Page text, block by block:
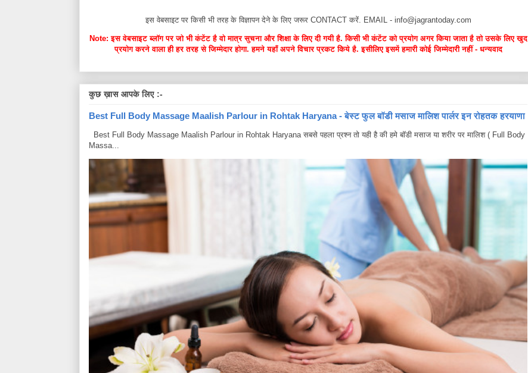
इस वेबसाइट पर किसी भी तरह के विज्ञापन देने के लिए जरूर CONTACT करें. EMAIL - info@jagrantoday.com
Note: इस वेबसाइट ब्लॉग पर जो भी कंटेंट है वो मात्र सुचना और शिक्षा के लिए दी गयी है. किसी भी कंटेंट को प्रयोग अगर किया जाता है तो उसके लिए खुद
प्रयोग करने वाला ही हर तरह से जिम्मेदार होगा. हमने यहाँ अपने विचार प्रकट किये है. इसीलिए इसमें हमारी कोई जिम्मेदारी नहीं - धन्यवाद
कुछ ख़ास आपके लिए :-
Best Full Body Massage Maalish Parlour in Rohtak Haryana - बेस्ट फुल बॉडी मसाज मालिश पार्लर इन रोहतक हरयाणा
Best Full Body Massage Maalish Parlour in Rohtak Haryana सबसे पहला प्रश्न तो यही है की हमे बॉडी मसाज या शरीर पर मालिश ( Full Body
Massa...